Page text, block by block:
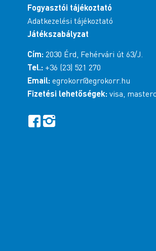
Fogyasztói tájékoztató
Adatkezelési tájékoztató
Játékszabályzat
Cím: 2030 Érd, Fehérvári út 63/J.
Tel.: +36 (23) 521 270
Email: egrokorr@egrokorr.hu
Fizetési lehetőségek: visa,